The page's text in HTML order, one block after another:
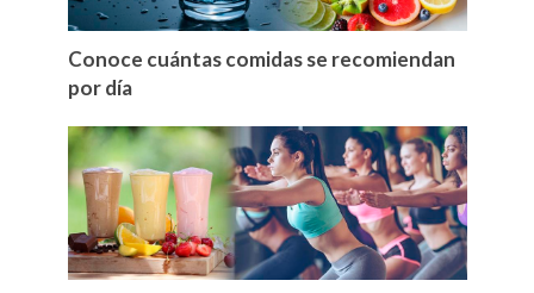
Conoce cuántas comidas se recomiendan
por día